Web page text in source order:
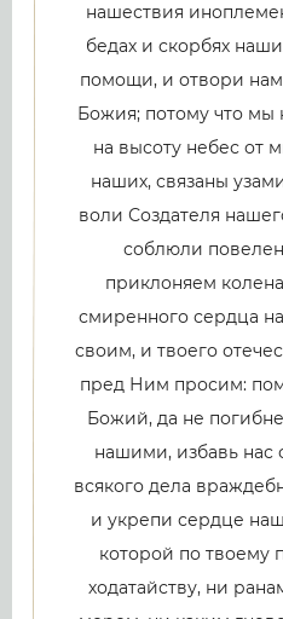
нашествия
бедах и скорбях
помощи, и отвори
Божия; потому что мы
на высоту небес от
наших, связаны
воли Создателя
соблюли
приклоняем
смиренного сердца
своим, и твоего
пред Ним просим:
Божий, да не
нашими, избавь нас
всякого дела
и укрепи сердце
которой по твоему
ходатайству, ни